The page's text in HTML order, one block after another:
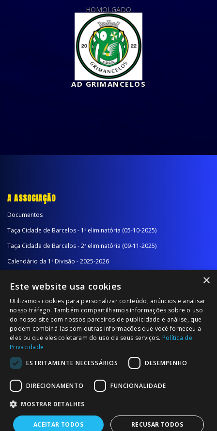
HOMOLGADO
AD GRIMANCELOS
A ASSOCIAÇÃO
Documentos
Taça Cidade de Barcelos - 1ª eliminatória (05-10-2025)
Taça Cidade de Barcelos - 2ª eliminatória (09-11-2025)
Calendário da 1ª Divisão - 2025-2026
Calendário da 2ª Divisão - Série B - 2025-2026
Calendário da Época
NOTÍCIAS/COMUNICADOS
Notícias
Comunicados
© 2026 Associação Futebol Popular Barcelos
×
Este website usa cookies
Utilizamos cookies para personalizar conteúdo, anúncios e analisar
nosso tráfego. Também compartilhamos informações sobre o uso
do nosso site com nossos parceiros de publicidade e análise, que
podem combiná-las com outras informações que você forneceu a
eles ou que eles coletaram do uso de seus serviços. Política de
Privacidade
ESTRITAMENTE NECESSÁRIOS
DESEMPENHO
DIRECIONAMENTO FUNCIONALIDADE
MOSTRAR DETALHES
ACEITAR TODOS RECUSAR TODOS